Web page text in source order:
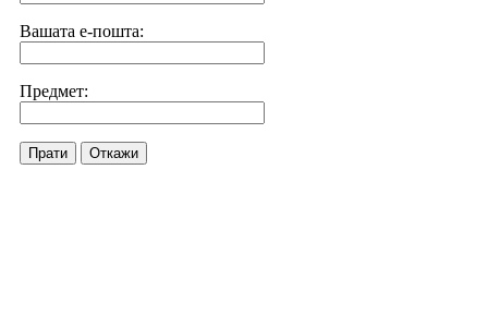
Вашата е-пошта:
Предмет:
Прати Откажи